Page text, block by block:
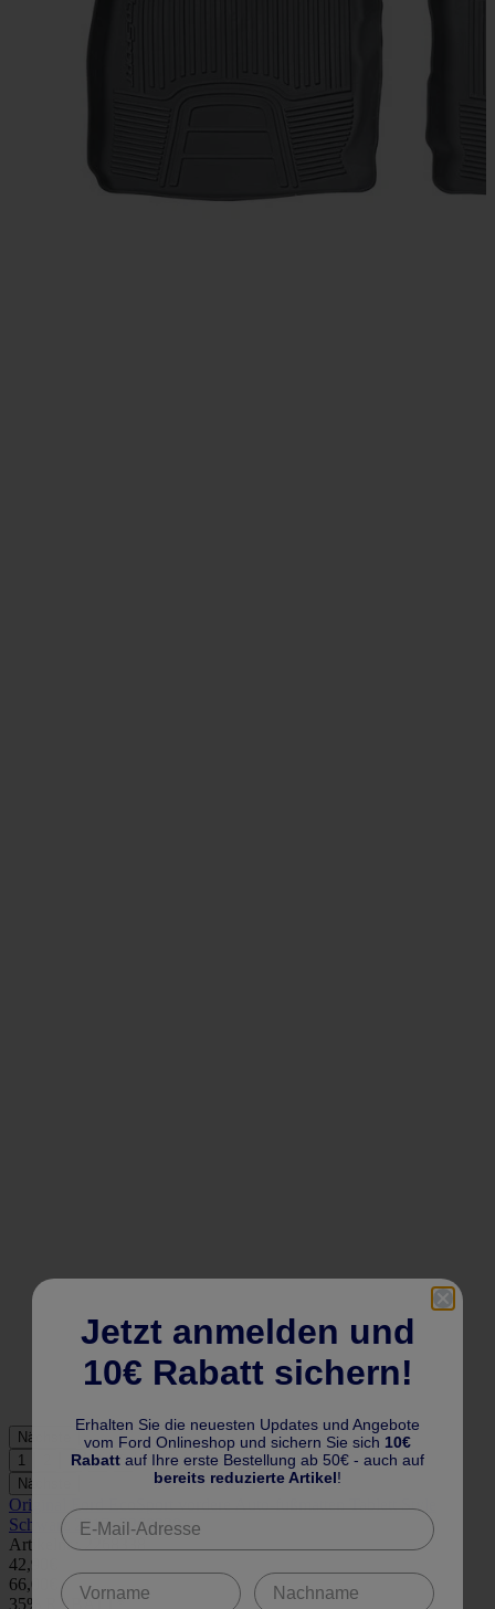
Nächste
1
3 4
5
Nächste
Original Ford EcoSport vordere Auto-fußmatten Tablett Style
Schwarz 2017- 2268338
Artikelnr.: 2268338
42,90€
66,00€
35% RABATT*
Jetzt anmelden und
10€ Rabatt sichern!
Erhalten Sie die neuesten Updates und Angebote
vom Ford Onlineshop und sichern Sie sich 10€
Rabatt auf Ihre erste Bestellung ab 50€ - auch auf
bereits reduzierte Artikel!